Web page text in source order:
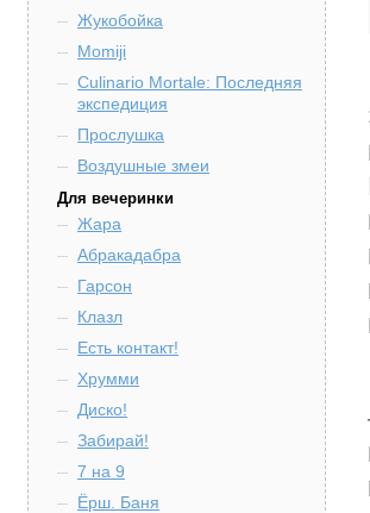
Жукобойка
Momiji
Culinario Mortale: Последняя
экспедиция
Прослушка
Воздушные змеи
Для вечеринки
Жара
Абракадабра
Гарсон
Клазл
Есть контакт!
Хрумми
Диско!
Забирай!
7 на 9
Ёрш. Баня